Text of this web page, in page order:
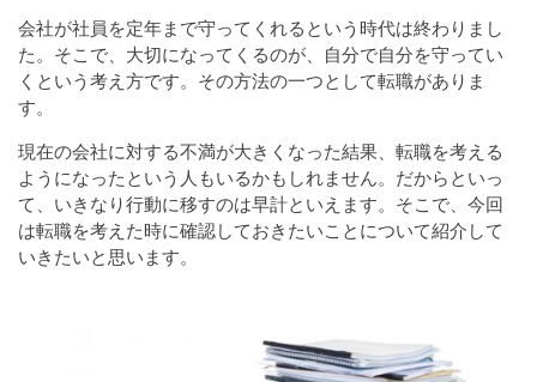
会社が社員を定年まで守ってくれるという時代は終わりまし
た。そこで、大切になってくるのが、自分で自分を守ってい
くという考え方です。その方法の一つとして転職がありま
す。
現在の会社に対する不満が大きくなった結果、転職を考える
ようになったという人もいるかもしれません。だからといっ
て、いきなり行動に移すのは早計といえます。そこで、今回
は転職を考えた時に確認しておきたいことについて紹介して
いきたいと思います。